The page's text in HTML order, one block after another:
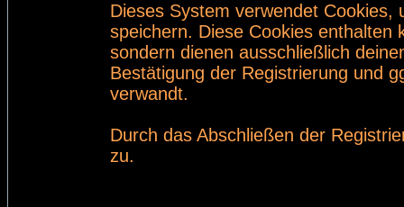
Dieses System verwendet
speichern. Diese Cookies enthalten
sondern dienen ausschließlich
Bestätigung der Registrierung und
verwandt.
Durch das Abschließen der
zu.